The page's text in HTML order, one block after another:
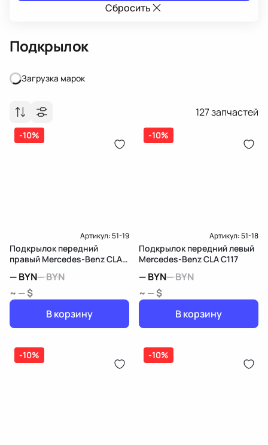
Сбросить
Подкрылок
Загрузка марок
Загрузка марок
127запчастей
-10%
Артикул:51-19
Подкрылок передний
правый Mercedes-Benz CLA
—BYN—BYN
~ — $
В корзину
-10%
Артикул:51-18
Подкрылок передний левый
Mercedes-Benz CLA C117
—BYN—BYN
~ — $
В корзину
-10% -10%